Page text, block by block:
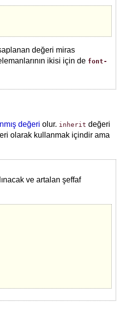
değeri miras
ikisi için de font-
değeri olur. inherit değeri
olarak kullanmak içindir ama
ve artalan şeffaf